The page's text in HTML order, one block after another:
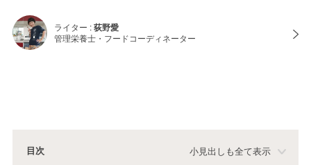
ライター :荻野愛
管理栄養士・フードコーディネーター
目次 小見出しも全て表示